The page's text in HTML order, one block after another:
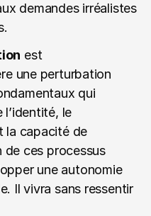
demandes irréalistes
est
une perturbation
qui
le
la capacité de
de ces processus
une autonomie
Il vivra sans ressentir